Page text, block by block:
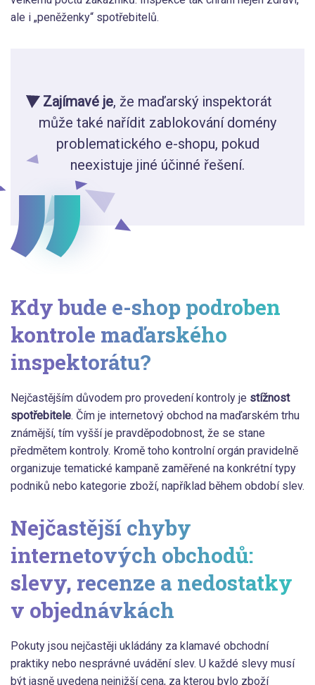
ale i „peněženky“ spotřebitelů.
Zajímavé je, že maďarský inspektorát
může také nařídit zablokování domény
problematického e-shopu, pokud
neexistuje jiné účinné řešení.
Kdy bude e-shop podroben
kontrole maďarského
inspektorátu?
Nejčastějším důvodem pro provedení kontroly je stížnost
spotřebitele. Čím je internetový obchod na maďarském trhu
známější, tím vyšší je pravděpodobnost, že se stane
předmětem kontroly. Kromě toho kontrolní orgán pravidelně
organizuje tematické kampaně zaměřené na konkrétní typy
podniků nebo kategorie zboží, například během období slev.
Nejčastější chyby
internetových obchodů:
slevy, recenze a nedostatky
v objednávkách
Pokuty jsou nejčastěji ukládány za klamavé obchodní
praktiky nebo nesprávné uvádění slev. U každé slevy musí
být jasně uvedena nejnižší cena, za kterou bylo zboží